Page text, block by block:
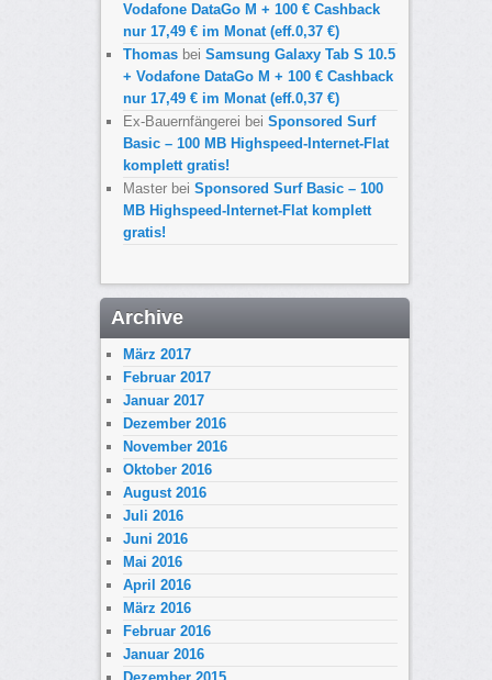
Vodafone DataGo M + 100 € Cashback
nur 17,49 € im Monat (eff.0,37 €)
Thomasbei Samsung Galaxy Tab S 10.5
+ Vodafone DataGo M + 100 € Cashback
nur 17,49 € im Monat (eff.0,37 €)
Ex-Bauernfängerei bei Sponsored Surf
Basic – 100 MB Highspeed-Internet-Flat
komplett gratis!
Masterbei Sponsored Surf Basic – 100
MB Highspeed-Internet-Flat komplett
gratis!
Archive
März 2017
Februar 2017
Januar 2017
Dezember 2016
November 2016
Oktober 2016
August 2016
Juli 2016
Juni 2016
Mai 2016
April 2016
März 2016
Februar 2016
Januar 2016